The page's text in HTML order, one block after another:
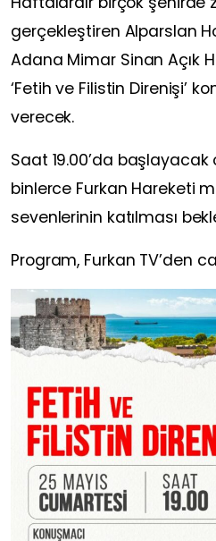
gerçekleştiren Alparslan
Adana Mimar Sinan Açık
‘Fetih ve Filistin Direnişi’
verecek.
Saat 19.00’da
binlerce Furkan Hareketi
sevenlerinin katılması
Program, Furkan TV’den